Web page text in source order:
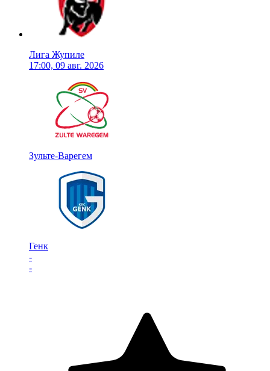
Лига Жупиле
17:00, 09 авг. 2026
Зульте-Варегем
Генк
-
-